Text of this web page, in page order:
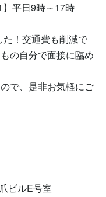
平日9時～17時
！交通費も削減で
の自分で面接に臨め
で、是非お気軽にご
ビルE号室